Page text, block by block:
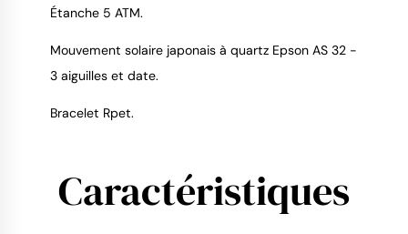
Étanche 5 ATM.
Mouvement solaire japonais à quartz Epson AS 32 -
3 aiguilles et date.
Bracelet Rpet.
Caractéristiques